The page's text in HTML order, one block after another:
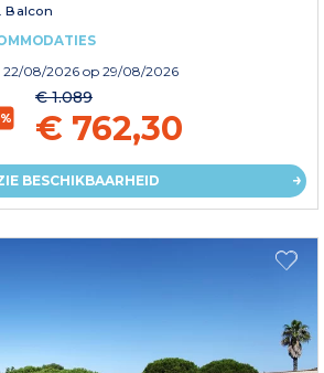
Balcon
22/08/2026 op 29/08/2026
€ 1.089
€ 762,30
BESCHIKBAARHEID